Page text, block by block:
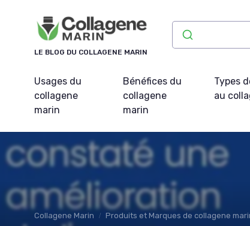
LE BLOG DU COLLAGENE MARIN
Usages du
collagene
marin
Bénéfices du
collagene
marin
Types
au
Collagene Marin Produits et Marques de collagene